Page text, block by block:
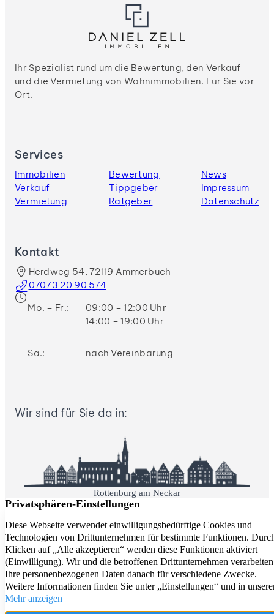
Ihr Spezialist rund um die Bewertung, den Verkauf
und die Vermietung von Wohnimmobilien. Für Sie vor
Ort.
Services
Immobilien
Verkauf
Vermietung
Bewertung
Tippgeber
Ratgeber
News
Impressum
Datenschutz
Kontakt
Herdweg 54, 72119 Ammerbuch
07073 20 90 574
Mo. – Fr.:
09:00 – 12:00 Uhr
14:00 – 19:00 Uhr
Sa.: nach Vereinbarung
Wir sind für Sie da in:
Rottenburg am Neckar
Tübingen